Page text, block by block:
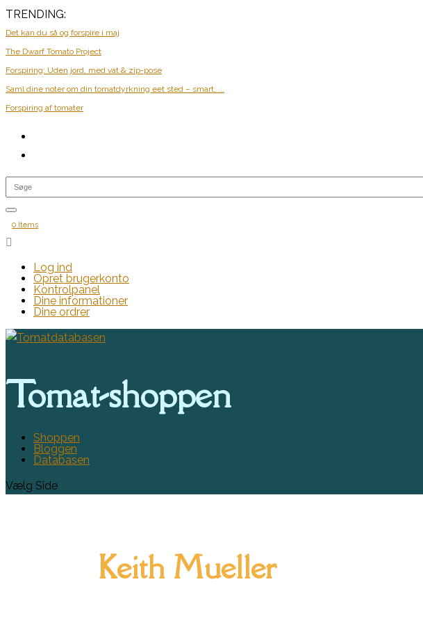
TRENDING:
Det kan du så og forspire i maj
The Dwarf Tomato Project
Forspiring: Uden jord, med vat & zip-pose
Saml dine noter om din tomatdyrkning eet sted – smart, ...
Forspiring af tomater
0 Items

Log ind
Opret brugerkonto
Kontrolpanel
Dine informationer
Dine ordrer
Tomat-shoppen
Shoppen
Bloggen
Databasen
Vælg Side
Keith Mueller